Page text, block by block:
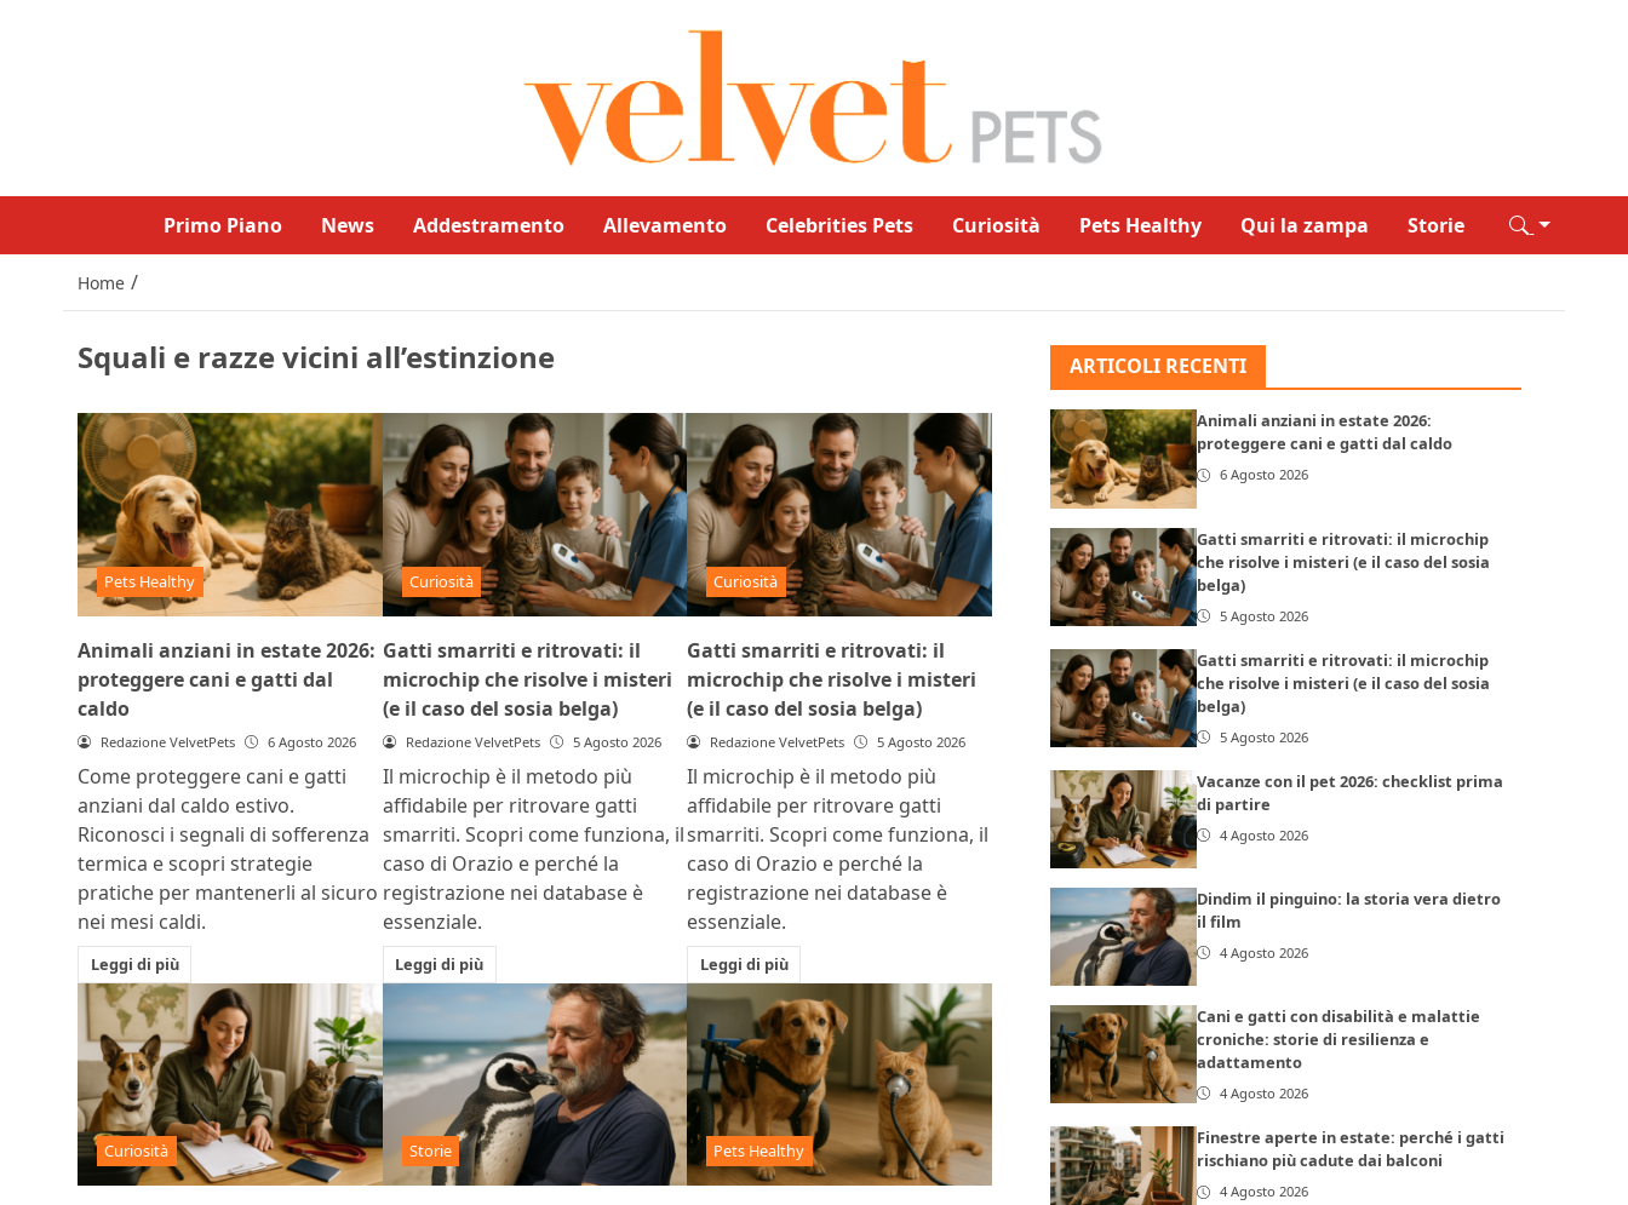
Primo Piano News Addestramento Allevamento Celebrities Pets Curiosità Pets Healthy Qui la zampa Storie
Home /
Squali e razze vicini all’estinzione
Pets Healthy
Animali anziani in estate 2026:
proteggere cani e gatti dal
caldo
Redazione VelvetPets 6 Agosto 2026
Come proteggere cani e gatti
anziani dal caldo estivo.
Riconosci i segnali di sofferenza
termica e scopri strategie
pratiche per mantenerli al sicuro
nei mesi caldi.
Leggi di più
Curiosità
Gatti smarriti e ritrovati: il
microchip che risolve i misteri
(e il caso del sosia belga)
Redazione VelvetPets 5 Agosto 2026
Il microchip è il metodo più
affidabile per ritrovare gatti
smarriti. Scopri come funziona, il
caso di Orazio e perché la
registrazione nei database è
essenziale.
Leggi di più
Curiosità
Gatti smarriti e ritrovati: il
microchip che risolve i misteri
(e il caso del sosia belga)
Redazione VelvetPets 5 Agosto 2026
Il microchip è il metodo più
affidabile per ritrovare gatti
smarriti. Scopri come funziona, il
caso di Orazio e perché la
registrazione nei database è
essenziale.
Leggi di più
Curiosità Storie Pets Healthy
ARTICOLI RECENTI
Animali anziani in estate 2026:
proteggere cani e gatti dal caldo
6 Agosto 2026
Gatti smarriti e ritrovati: il microchip
che risolve i misteri (e il caso del sosia
belga)
5 Agosto 2026
Gatti smarriti e ritrovati: il microchip
che risolve i misteri (e il caso del sosia
belga)
5 Agosto 2026
Vacanze con il pet 2026: checklist prima
di partire
4 Agosto 2026
Dindim il pinguino: la storia vera dietro
il film
4 Agosto 2026
Cani e gatti con disabilità e malattie
croniche: storie di resilienza e
adattamento
4 Agosto 2026
Finestre aperte in estate: perché i gatti
rischiano più cadute dai balconi
4 Agosto 2026